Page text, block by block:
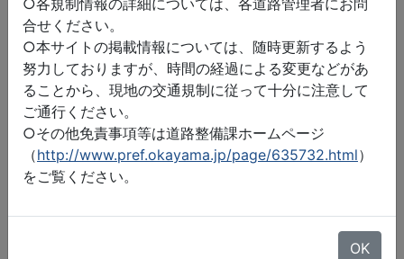
○各規制情報の詳細については、各道路管理者にお問
合せください。
○本サイトの掲載情報については、随時更新するよう
努力しておりますが、時間の経過による変更などがあ
ることから、現地の交通規制に従って十分に注意して
ご通行ください。
○その他免責事項等は道路整備課ホームページ
（http://www.pref.okayama.jp/page/635732.html）
をご覧ください。
OK
地図データ©2026 ZENRIN